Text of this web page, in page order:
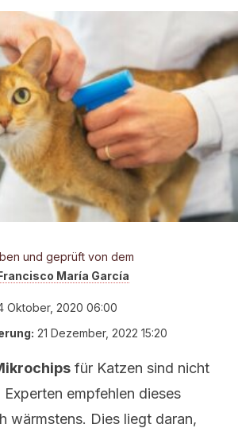
und geprüft von dem
María García
Oktober, 2020 06:00
21 Dezember, 2022 15:20
für Katzen sind nicht
empfehlen dieses
wärmstens. Dies liegt daran,